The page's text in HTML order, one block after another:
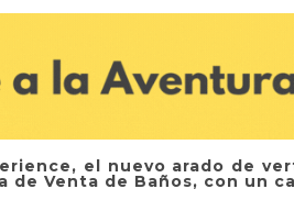
el nuevo arado de
de Venta de Baños, con un